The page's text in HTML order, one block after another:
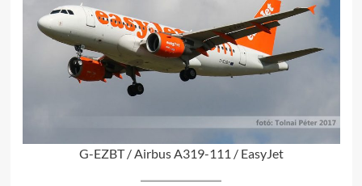
G-EZBT / Airbus A319-111 / EasyJet